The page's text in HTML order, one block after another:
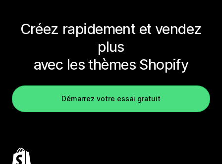
Créez rapidement et vendez
plus
avec les thèmes Shopify
Démarrez votre essai gratuit